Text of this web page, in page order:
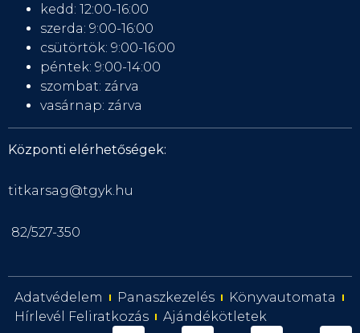
kedd: 12:00-16:00
szerda: 9:00-16:00
csütörtök: 9:00-16:00
péntek: 9:00-14:00
szombat: zárva
vasárnap: zárva
Központi elérhetőségek:
titkarsag@tgyk.hu
82/527-350
Adatvédelem Panaszkezelés
Könyvautomata
Hírlevél Feliratkozás
Ajándékötletek